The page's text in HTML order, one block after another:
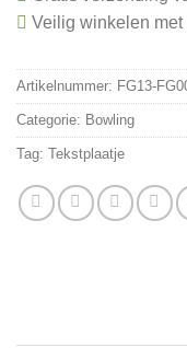
Veilig winkelen
Artikelnummer: FG13-
Categorie: Bowling
Tag: Tekstplaatje